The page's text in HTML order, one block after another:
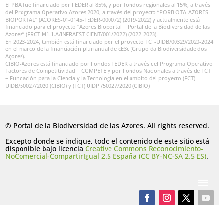
El PBA fue financiado por FEDER al 85%, y por fondos regionales al 15%, a través
del Programa Operativo Azores 2020, a través del proyecto “PORBIOTA-AZORES
BIOPORTAL” (ACORES-01-0145-FEDER-000072) (2019-2022) y actualmente está
financiado para el proyecto “Azores Bioportal – Portal de la Biodiversidad de las
Azores” (FRCT M1.1.A/INFRAEST CIENT/001/2022) (2022-2023).
En 2023-2024, también está financiado por el proyecto FCT-UIDB/00329/2020-2024
en el marco de la financiación plurianual de cE3c (Grupo da Biodiversidade dos
Açores).
CIBIO-Azores está financiado por Fondos FEDER a través del Programa Operativo
Factores de Competitividad – COMPETE y por Fondos Nacionales a través de FCT
– Fundación para la Ciencia y la Tecnología en el ámbito del proyecto (FCT)
UIDB/50027/2020 (CIBIO) y (FCT) UIDP /50027/2020 (CIBIO)
© Portal de la Biodiversidad de las Azores. All rights reserved.
Excepto donde se indique, todo el contenido de este sitio está
disponible bajo licenciaCreative Commons Reconocimiento-
NoComercial-CompartirIgual 2.5 España (CC BY-NC-SA 2.5 ES).